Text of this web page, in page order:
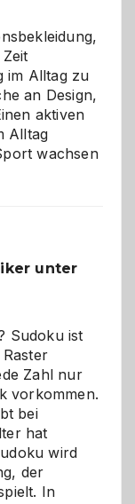
im Alltag zu
an Design,
aktiven
Alltag
wachsen
unter
Sudoku ist
Zahl nur
vorkommen.
bei
hat
wird
der
In